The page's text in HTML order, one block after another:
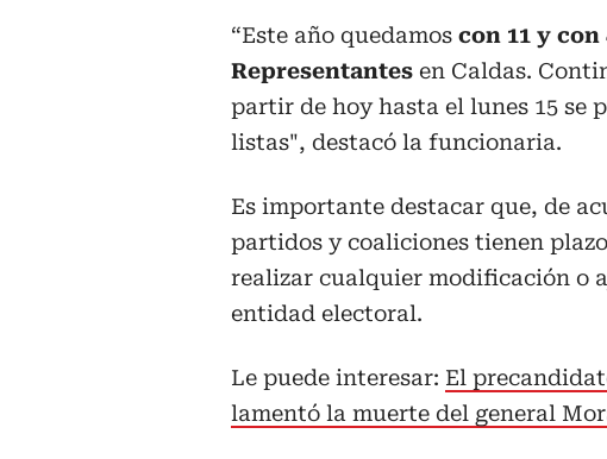
“Este año quedamos con 11 y
Representantes en Caldas.
partir de hoy hasta el lunes 15 se
listas", destacó la funcionaria.
Es importante destacar que, de
partidos y coaliciones tienen
realizar cualquier modificación o
entidad electoral.
Le puede interesar: El
lamentó la muerte del general